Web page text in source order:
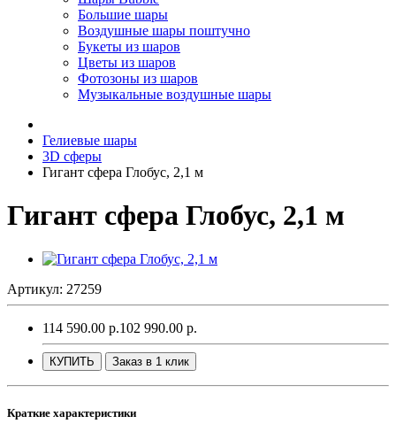
Большие шары
Воздушные шары поштучно
Букеты из шаров
Цветы из шаров
Фотозоны из шаров
Музыкальные воздушные шары
Гелиевые шары
3D сферы
Гигант сфера Глобус, 2,1 м
Гигант сфера Глобус, 2,1 м
Артикул: 27259
114 590.00 р.102 990.00 р.
КУПИТЬ Заказ в 1 клик
Краткие характеристики